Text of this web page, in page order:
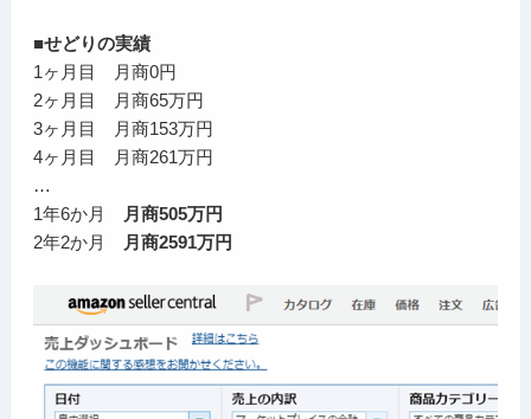
■せどりの実績
1ヶ月目 月商0円
2ヶ月目 月商65万円
3ヶ月目 月商153万円
4ヶ月目 月商261万円
…
1年6か月
月商505万円
2年2か月
月商2591万円